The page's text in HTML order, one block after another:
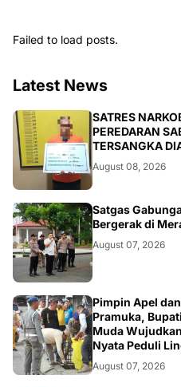
Failed to load posts.
Latest News
BERITA
SATRES
PEREDARAN
TERSANGKA
August 08, 2026
BANGKO
Satgas
Bergerak di
August 07, 2026
BERITA
Pimpin Apel
Pramuka,
Muda
Nyata Peduli
August 07, 2026